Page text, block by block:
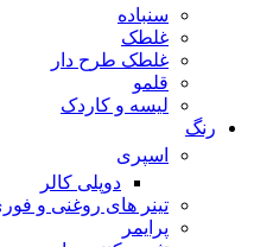
سنباده
غلطک
غلطک طرح دار
قلمو
لیسه و کاردک
رنگ
اسپری
دوپلی کالر
تینر های روغنی و
پرایمر